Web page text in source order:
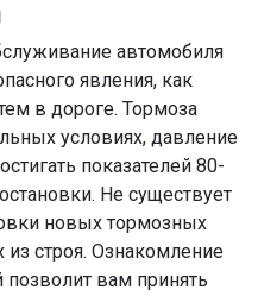
автомобиля
явления, как
в дороге. Тормоза
условиях, давление
показателей 80-
Не существует
новых тормозных
строя. Ознакомление
вам принять